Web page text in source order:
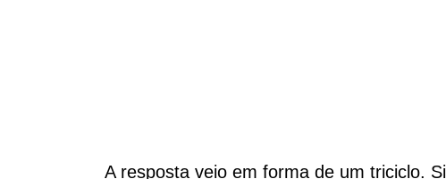
A resposta veio em forma de um triciclo.